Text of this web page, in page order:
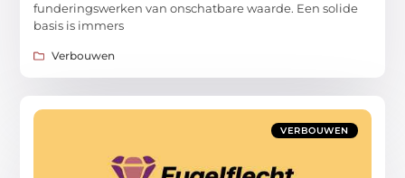
funderingswerken van onschatbare waarde. Een solide
basis is immers
Verbouwen
VERBOUWEN